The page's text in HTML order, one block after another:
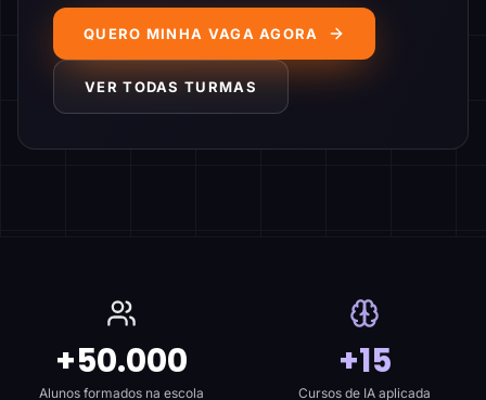
QUERO MINHA VAGA AGORA
VER TODAS TURMAS
+50.000
Alunos formados na escola
+15
Cursos de IA aplicada